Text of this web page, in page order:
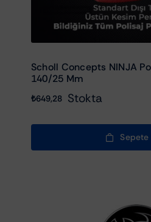
Scholl Concepts NINJA
140/25 Mm
₺649,28 Stokta
Sepete